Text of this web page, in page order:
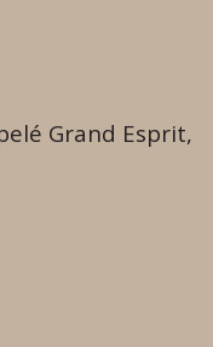
Grand Esprit,